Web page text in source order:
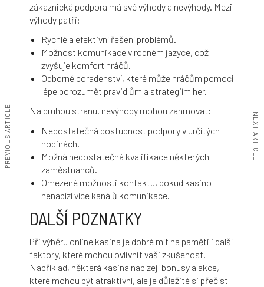
zákaznická podpora má své výhody a nevýhody. Mezi
výhody patří:
Rychlé a efektivní řešení problémů.
Možnost komunikace v rodném jazyce, což
zvyšuje komfort hráčů.
Odborné poradenství, které může hráčům pomoci
lépe porozumět pravidlům a strategiím her.
Na druhou stranu, nevýhody mohou zahrnovat:
Nedostatečná dostupnost podpory v určitých
hodinách.
Možná nedostatečná kvalifikace některých
zaměstnanců.
Omezené možnosti kontaktu, pokud kasino
nenabízí více kanálů komunikace.
DALŠÍ POZNATKY
Při výběru online kasina je dobré mít na paměti i další
faktory, které mohou ovlivnit vaši zkušenost.
Například, některá kasina nabízejí bonusy a akce,
které mohou být atraktivní, ale je důležité si přečíst
PREVIOUS ARTICLE NEXT ARTICLE